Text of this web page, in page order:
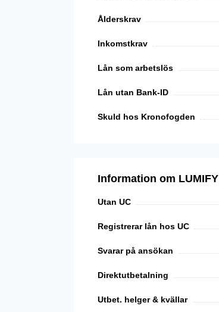
Ålderskrav
Inkomstkrav
Lån som arbetslös
Lån utan Bank-ID
Skuld hos Kronofogden
Information om LUMIFY
Utan UC
Registrerar lån hos UC
Svarar på ansökan
Direktutbetalning
Utbet. helger & kvällar